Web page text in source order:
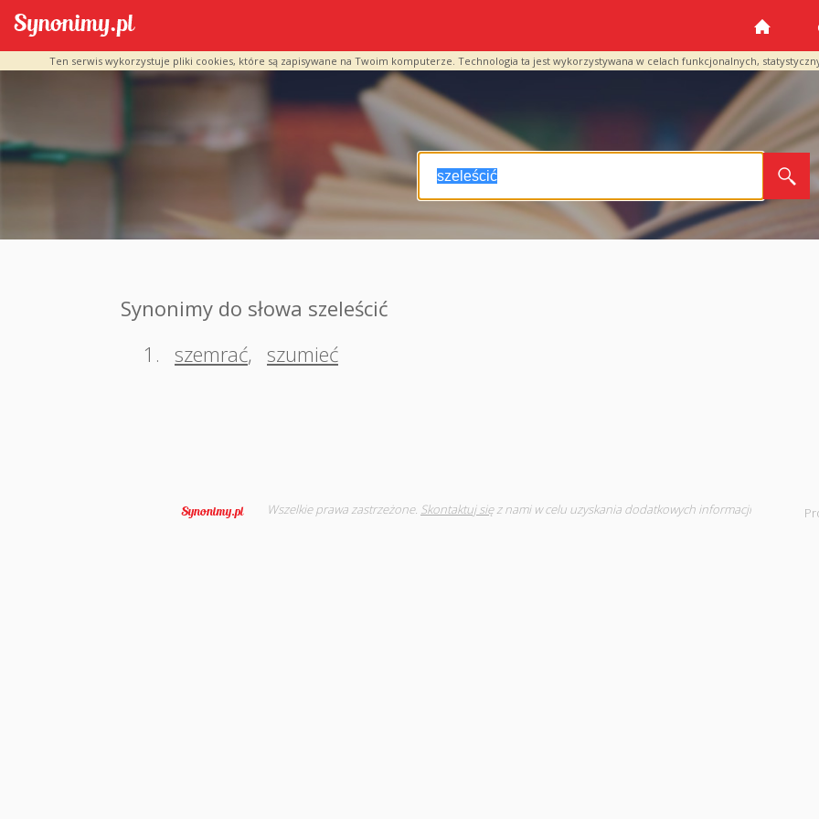
Ten serwis wykorzystuje pliki cookies, które są zapisywane na Twoim komputerze. Technologia ta jest wykorzystywana w celach funkcjonalnych,
Synonimy do słowa szeleścić
1.
szemrać, szumieć
Wszelkie prawa zastrzeżone. Skontaktuj sięz nami w celu uzyskania dodatkowych informacji